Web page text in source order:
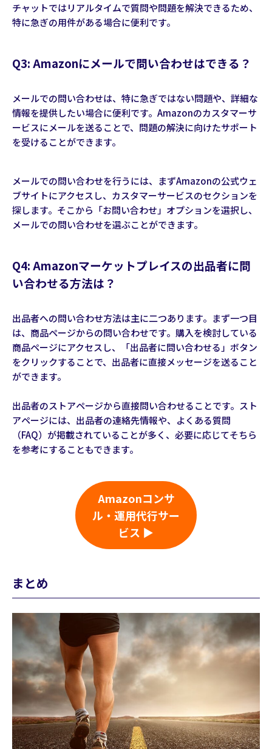
チャットではリアルタイムで質問や問題を解決できるため、
特に急ぎの用件がある場合に便利です。
Q3: Amazonにメールで問い合わせはできる？
メールでの問い合わせは、特に急ぎではない問題や、詳細な
情報を提供したい場合に便利です。Amazonのカスタマーサ
ービスにメールを送ることで、問題の解決に向けたサポート
を受けることができます。
メールでの問い合わせを行うには、まずAmazonの公式ウェ
ブサイトにアクセスし、カスタマーサービスのセクションを
探します。そこから「お問い合わせ」オプションを選択し、
メールでの問い合わせを選ぶことができます。
Q4: Amazonマーケットプレイスの出品者に問
い合わせる方法は？
出品者への問い合わせ方法は主に二つあります。まず一つ目
は、商品ページからの問い合わせです。購入を検討している
商品ページにアクセスし、「出品者に問い合わせる」ボタン
をクリックすることで、出品者に直接メッセージを送ること
ができます。
出品者のストアページから直接問い合わせることです。スト
アページには、出品者の連絡先情報や、よくある質問
（FAQ）が掲載されていることが多く、必要に応じてそちら
を参考にすることもできます。
Amazonコンサ
ル・運用代行サー
ビス ▶
まとめ